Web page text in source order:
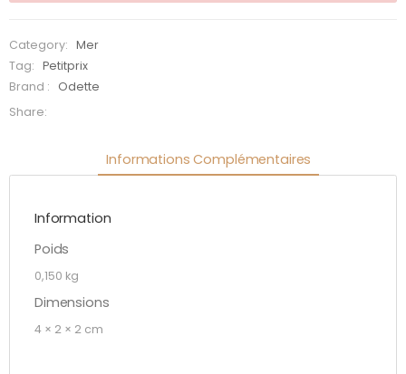
Category:
Mer
Tag:
Petitprix
Brand :
Odette
Share:
Informations Complémentaires
Information
Poids
0,150 kg
Dimensions
4 × 2 × 2 cm